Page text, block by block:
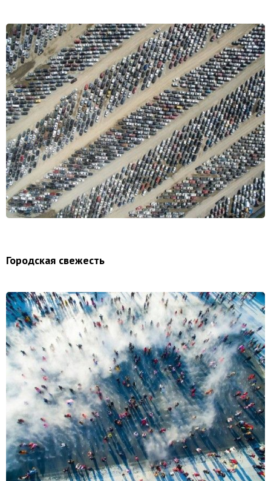
Городская свежесть